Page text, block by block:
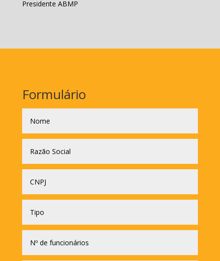
Presidente ABMP
Formulário